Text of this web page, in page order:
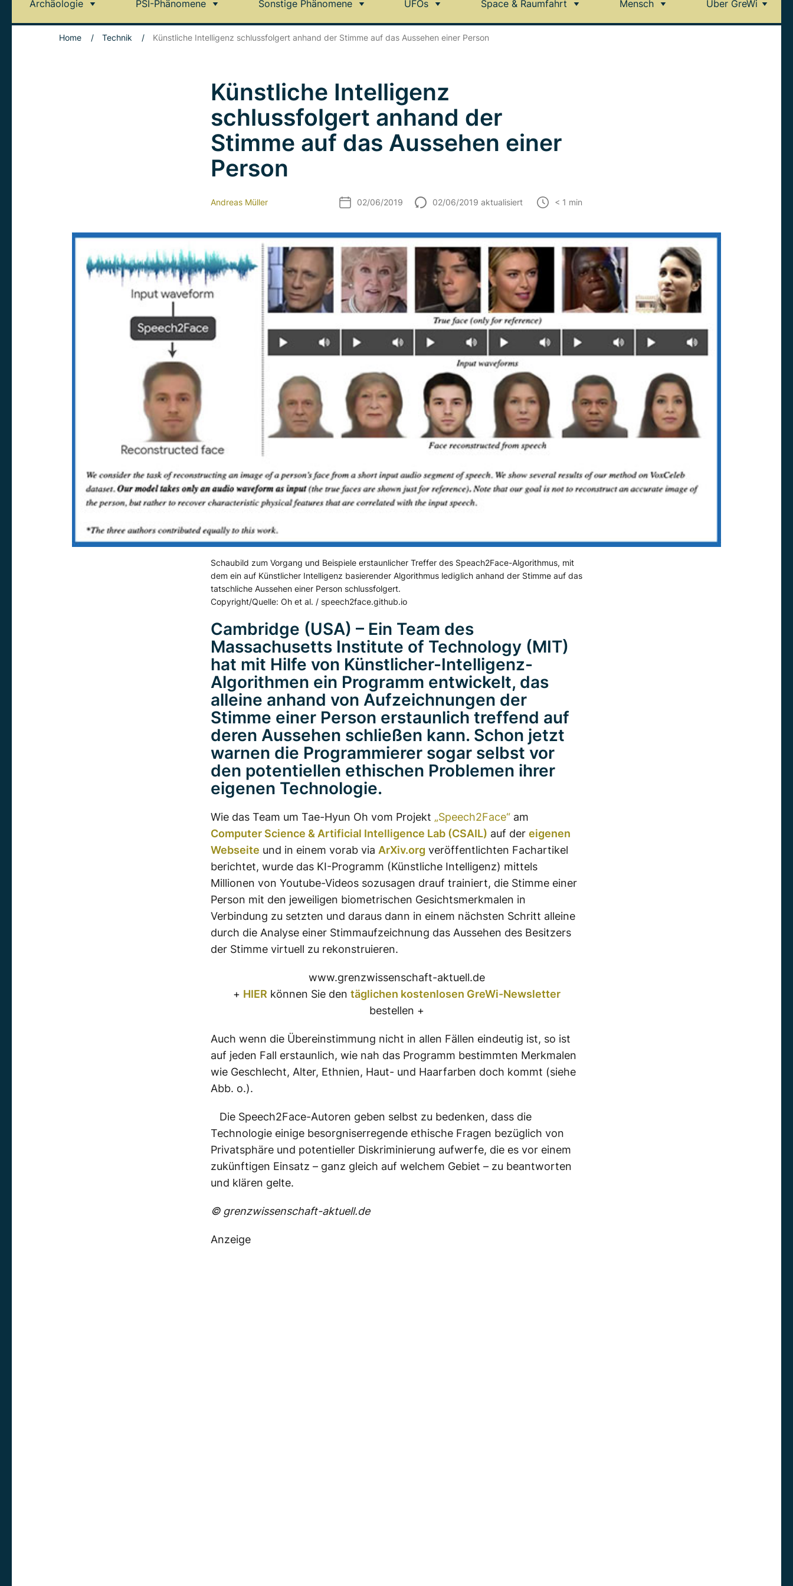
Archäologie PSI-Phänomene Sonstige Phänomene UFOs Space & Raumfahrt Mensch Über GreWi
Home / Technik / Künstliche Intelligenz schlussfolgert anhand der Stimme auf das Aussehen einer Person
Künstliche Intelligenz
schlussfolgert anhand der
Stimme auf das Aussehen einer
Person
Andreas Müller 02/06/2019 02/06/2019 aktualisiert < 1 min
Schaubild zum Vorgang und Beispiele erstaunlicher Treffer des Speach2Face-Algorithmus, mit
dem ein auf Künstlicher Intelligenz basierender Algorithmus lediglich anhand der Stimme auf das
tatschliche Aussehen einer Person schlussfolgert.
Copyright/Quelle: Oh et al. / speech2face.github.io
Cambridge (USA) – Ein Team des
Massachusetts Institute of Technology (MIT)
hat mit Hilfe von Künstlicher-Intelligenz-
Algorithmen ein Programm entwickelt, das
alleine anhand von Aufzeichnungen der
Stimme einer Person erstaunlich treffend auf
deren Aussehen schließen kann. Schon jetzt
warnen die Programmierer sogar selbst vor
den potentiellen ethischen Problemen ihrer
eigenen Technologie.
Wie das Team um Tae-Hyun Oh vom Projekt „Speech2Face“ am
Computer Science & Artificial Intelligence Lab (CSAIL) auf der eigenen
Webseite und in einem vorab via ArXiv.org veröffentlichten Fachartikel
berichtet, wurde das KI-Programm (Künstliche Intelligenz) mittels
Millionen von Youtube-Videos sozusagen drauf trainiert, die Stimme einer
Person mit den jeweiligen biometrischen Gesichtsmerkmalen in
Verbindung zu setzten und daraus dann in einem nächsten Schritt alleine
durch die Analyse einer Stimmaufzeichnung das Aussehen des Besitzers
der Stimme virtuell zu rekonstruieren.
www.grenzwissenschaft-aktuell.de
+ HIER können Sie den täglichen kostenlosen GreWi-Newsletter
bestellen +
Auch wenn die Übereinstimmung nicht in allen Fällen eindeutig ist, so ist
auf jeden Fall erstaunlich, wie nah das Programm bestimmten Merkmalen
wie Geschlecht, Alter, Ethnien, Haut- und Haarfarben doch kommt (siehe
Abb. o.).
Die Speech2Face-Autoren geben selbst zu bedenken, dass die
Technologie einige besorgniserregende ethische Fragen bezüglich von
Privatsphäre und potentieller Diskriminierung aufwerfe, die es vor einem
zukünftigen Einsatz – ganz gleich auf welchem Gebiet – zu beantworten
und klären gelte.
© grenzwissenschaft-aktuell.de
Anzeige